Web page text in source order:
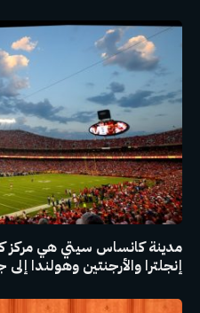
مدينة كانساس سيتي هي
إنجلترا والأرجنتين وهولندا إلى جانب 6